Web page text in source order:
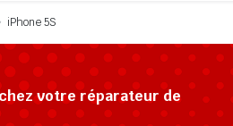
iPhone 5S
votre réparateur de